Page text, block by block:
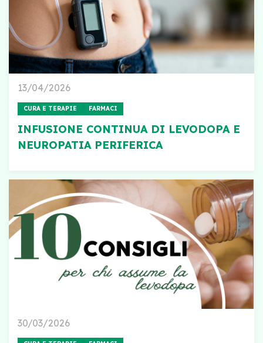
13/04/2026
CURA E TERAPIE FARMACI
INFUSIONE CONTINUA DI LEVODOPA E
NEUROPATIA PERIFERICA
30/03/2026